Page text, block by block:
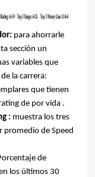
para ahorrarle
sección un
variables que
la carrera:
que tienen
de por vida .
: muestra los tres
promedio de Speed
de
los últimos 30